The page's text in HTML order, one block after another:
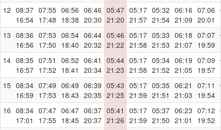
12 08:37
16:54
07:55
17:48
06:56
18:38
06:46
20:30
05:47
21:20
05:17
21:57
05:32
21:54
06:16
21:09
07:06
20:01
13 08:36
16:56
07:53
17:50
06:54
18:40
06:44
20:32
05:46
21:22
05:17
21:58
05:33
21:53
06:18
21:07
07:07
19:59
14 08:35
16:57
07:51
17:52
06:52
18:41
06:41
20:34
05:44
21:23
05:17
21:58
05:34
21:52
06:19
21:05
07:09
19:57
15 08:34
16:59
07:49
17:53
06:49
18:43
06:39
20:35
05:43
21:25
05:17
21:59
05:35
21:51
06:21
21:03
07:11
19:54
16 08:34
17:01
07:47
17:55
06:47
18:45
06:37
20:37
05:41
21:26
05:17
21:59
05:37
21:50
06:23
21:01
07:12
19:52